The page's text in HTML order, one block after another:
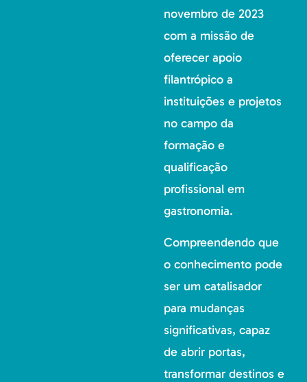
novembro de 2023
com a missão de
oferecer apoio
filantrópico a
instituições e projetos
no campo da
formação e
qualificação
profissional em
gastronomia.
Compreendendo que
o conhecimento pode
ser um catalisador
para mudanças
significativas, capaz
de abrir portas,
transformar destinos e